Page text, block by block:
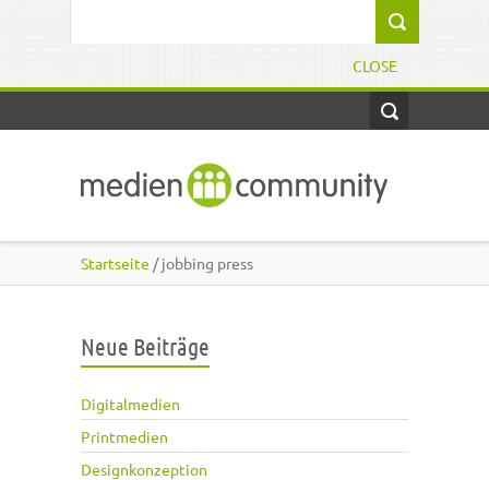
CLOSE
Startseite / jobbing press
Neue Beiträge
Digitalmedien
Printmedien
Designkonzeption